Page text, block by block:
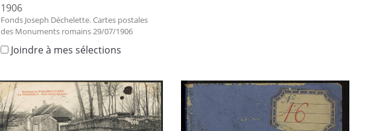
1906
Fonds Joseph Déchelette. Cartes postales
des Monuments romains 29/07/1906
Joindre à mes sélections